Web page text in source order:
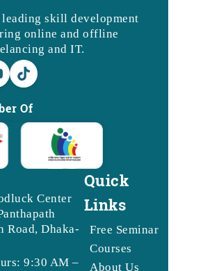
leading skill development
online and offline
and IT.
Of
Center
Road, Dhaka-
9:30 AM –
Quick
Links
Free Seminar
Courses
About Us